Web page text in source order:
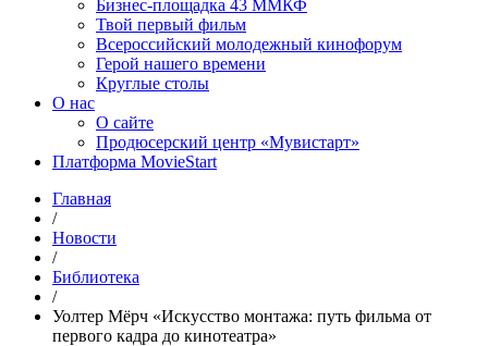
Бизнес-площадка 43 ММКФ
Твой первый фильм
Всероссийский молодежный кинофорум
Герой нашего времени
Круглые столы
О нас
О сайте
Продюсерский центр «Мувистарт»
Платформа MovieStart
Главная
/
Новости
/
Библиотека
/
Уолтер Мёрч «Искусство монтажа: путь фильма от
первого кадра до кинотеатра»